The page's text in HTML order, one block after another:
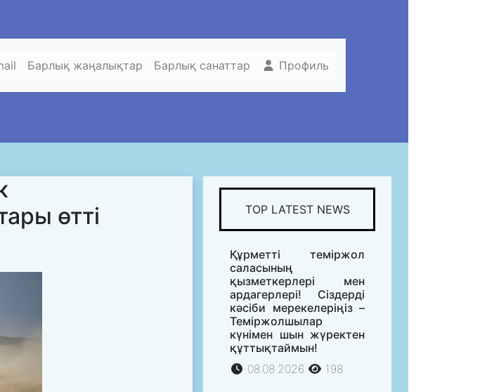
Барлық жаңалықтар Барлық санаттар Профиль
өтті
TOP LATEST NEWS
Құрметті теміржол
саласының
қызметкерлері мен
ардагерлері! Сіздерді
кәсіби мерекелеріңіз –
Теміржолшылар
күнімен шын жүректен
құттықтаймын!
08.08.2026
198